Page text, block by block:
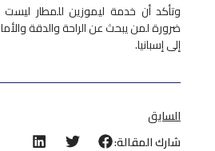
وتأكد أن خدمة ليموزين للمطار ليست
ضرورة لمن يبحث عن الراحة والدقة
إلى إسبانيا.
السابق
شارك المقالة: